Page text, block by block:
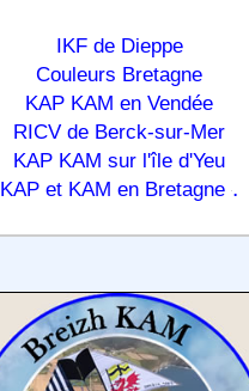
IKF de Dieppe
Couleurs Bretagne
KAP KAM en Vendée
RICV de Berck-sur-Mer
KAP KAM sur l'île d'Yeu
KAP et KAM en Bretagne .